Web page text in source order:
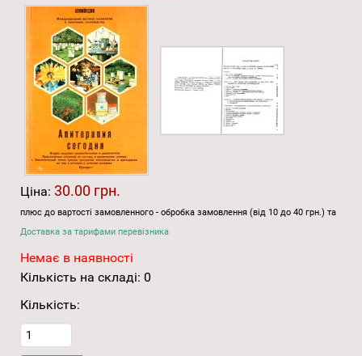
Ціна: 30.00 грн.
плюс до вартості замовленного - обробка замовлення (від 10 до 40 грн.) та
Доставка за тарифами перевізника
Немає в наявності
Кількість на складі: 0
Кількість: